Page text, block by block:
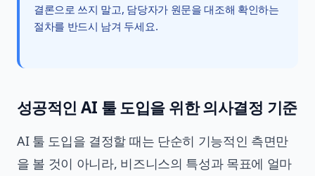
결론으로 쓰지 말고, 담당자가 원문을 대조해 확인하는
절차를 반드시 남겨 두세요.
성공적인 AI 툴 도입을 위한 의사결정 기준
AI 툴 도입을 결정할 때는 단순히 기능적인 측면만
을 볼 것이 아니라, 비즈니스의 특성과 목표에 얼마